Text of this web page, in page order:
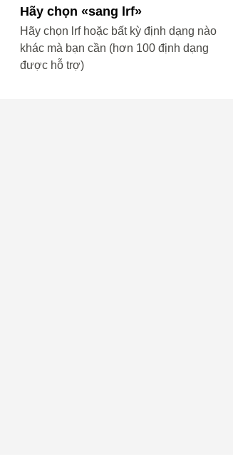
Hãy chọn «sang lrf»
Hãy chọn lrf hoặc bất kỳ định dạng nào
khác mà bạn cần (hơn 100 định dạng
được hỗ trợ)